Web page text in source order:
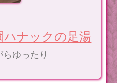
ハナックの足湯
ゆったり